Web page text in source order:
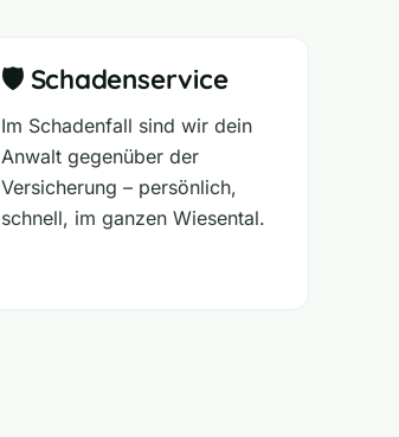
🛡️ Schadenservice
Im Schadenfall sind wir dein
Anwalt gegenüber der
Versicherung – persönlich,
schnell, im ganzen Wiesental.